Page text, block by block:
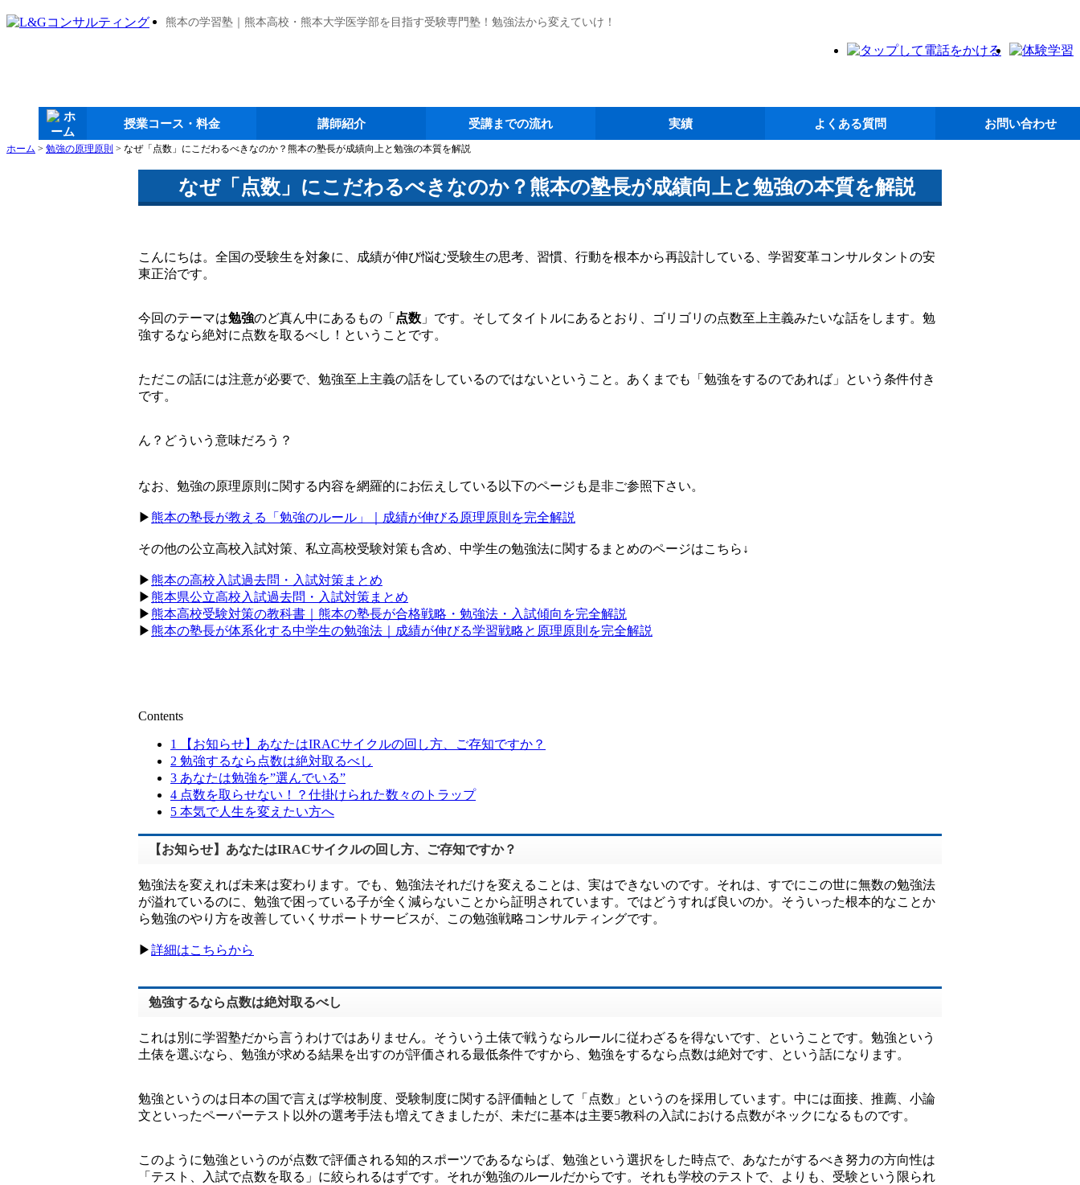
熊本の学習塾｜熊本高校・熊本大学医学部を目指す受験専門塾！勉強法から変えていけ！
授業コース・料金 講師紹介 受講までの流れ 実績 よくある質問 お問い合わせ
ホーム > 勉強の原理原則 > なぜ「点数」にこだわるべきなのか？熊本の塾長が成績向上と勉強の本質を解説
なぜ「点数」にこだわるべきなのか？熊本の塾長が成績向上と勉強の本質を解説
こんにちは。全国の受験生を対象に、成績が伸び悩む受験生の思考、習慣、行動を根本から再設計している、学習変革コンサルタントの安
東正治です。
今回のテーマは勉強のど真ん中にあるもの「 点数 」です。そしてタイトルにあるとおり、ゴリゴリの点数至上主義みたいな話をします。勉
強するなら絶対に点数を取るべし！ということです。
ただこの話には注意が必要で、勉強至上主義の話をしているのではないということ。あくまでも「勉強をするのであれば」という条件付き
です。
ん？どういう意味だろう？
なお、勉強の原理原則に関する内容を網羅的にお伝えしている以下のページも是非ご参照下さい。
▶︎熊本の塾長が教える「勉強のルール」｜成績が伸びる原理原則を完全解説
その他の公立高校入試対策、私立高校受験対策も含め、中学生の勉強法に関するまとめのページはこちら↓
▶︎熊本の高校入試過去問・入試対策まとめ
▶︎熊本県公立高校入試過去問・入試対策まとめ
▶︎熊本高校受験対策の教科書｜熊本の塾長が合格戦略・勉強法・入試傾向を完全解説
▶︎熊本の塾長が体系化する中学生の勉強法｜成績が伸びる学習戦略と原理原則を完全解説
Contents
1
【お知らせ】あなたはIRACサイクルの回し方、ご存知ですか？
2 勉強するなら点数は絶対取るべし
3 あなたは勉強を”選んでいる”
4 点数を取らせない！？仕掛けられた数々のトラップ
5 本気で人生を変えたい方へ
【お知らせ】あなたはIRACサイクルの回し方、ご存知ですか？
勉強法を変えれば未来は変わります。でも、勉強法それだけを変えることは、実はできないのです。それは、すでにこの世に無数の勉強法
が溢れているのに、勉強で困っている子が全く減らないことから証明されています。ではどうすれば良いのか。そういった根本的なことか
ら勉強のやり方を改善していくサポートサービスが、この勉強戦略コンサルティングです。
▶︎詳細はこちらから
勉強するなら点数は絶対取るべし
これは別に学習塾だから言うわけではありません。そういう土俵で戦うならルールに従わざるを得ないです、ということです。勉強という
土俵を選ぶなら、勉強が求める結果を出すのが評価される最低条件ですから、勉強をするなら点数は絶対です、という話になります。
勉強というのは日本の国で言えば学校制度、受験制度に関する評価軸として「点数」というのを採用しています。中には面接、推薦、小論
文といったペーパーテスト以外の選考手法も増えてきましたが、未だに基本は主要5教科の入試における点数がネックになるものです。
このように勉強というのが点数で評価される知的スポーツであるならば、勉強という選択をした時点で、あなたがするべき努力の方向性は
「テスト、入試で点数を取る」に絞られるはずです。それが勉強のルールだからです。それも学校のテストで、よりも、受験という限られ